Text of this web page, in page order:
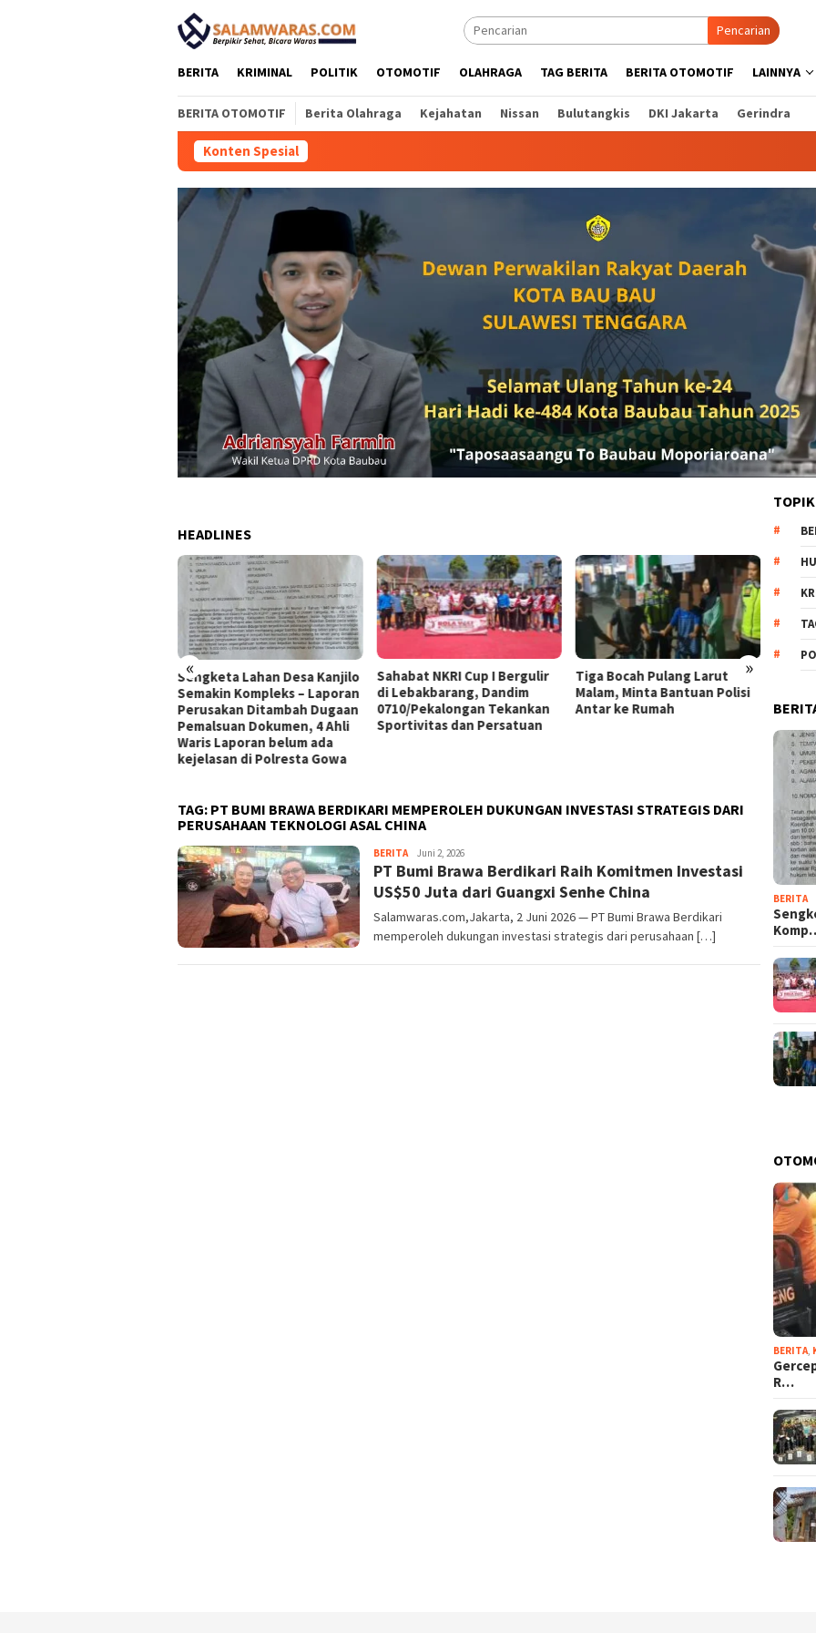
Pencarian
BERITA KRIMINAL POLITIK OTOMOTIF OLAHRAGA TAG BERITA BERITA OTOMOTIF LAINNYA
BERITA OTOMOTIF Berita Olahraga Kejahatan Nissan Bulutangkis DKI Jakarta Gerindra
Konten Spesial
HEADLINES
« »
Sengketa Lahan Desa Kanjilo
Semakin Kompleks – Laporan
Perusakan Ditambah Dugaan
Pemalsuan Dokumen, 4 Ahli
Sahabat NKRI Cup I Bergulir
di Lebakbarang, Dandim
0710/Pekalongan Tekankan
Sportivitas dan Persatuan
Tiga Bocah Pulang Larut
Malam, Minta Bantuan Polisi
Antar ke Rumah
Diduga Jadi Korban
Penganiayaan Pacar, Wanita
di Kajen Alami Luka dan
TAG: PT BUMI BRAWA BERDIKARI MEMPEROLEH DUKUNGAN INVESTASI STRATEGIS DARI
PERUSAHAAN TEKNOLOGI ASAL CHINA
BERITADomo
Juni 2, 2026
PT Bumi Brawa Berdikari Raih Komitmen Investasi
US$50 Juta dari Guangxi Senhe China
Salamwaras.com,Jakarta, 2 Juni 2026 — PT Bumi Brawa Berdikari
memperoleh dukungan investasi strategis dari perusahaan […]
BERITA
BERITA
R…